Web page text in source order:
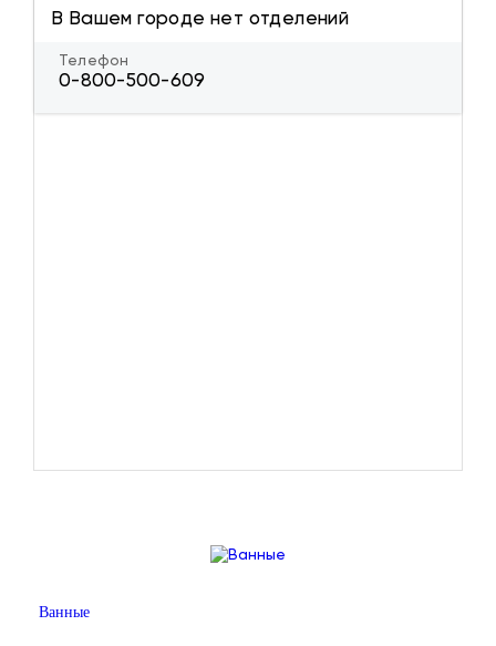
В Вашем городе нет отделений
Телефон
0-800-500-609
Ванные